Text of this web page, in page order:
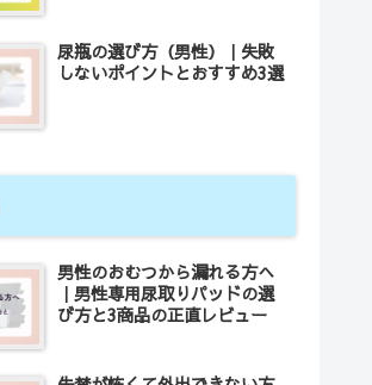
尿瓶の選び方（男性）｜失敗
しないポイントとおすすめ3選
男性のおむつから漏れる方へ
｜男性専用尿取りパッドの選
び方と3商品の正直レビュー